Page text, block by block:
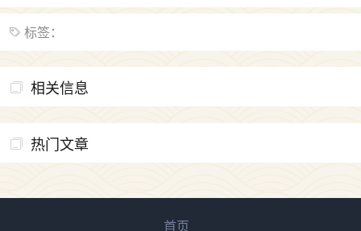
标签：
相关信息
热门文章
我是做餐饮的，这两年，生意屡屡受挫，店开一家关
家底快败光了，真是倒霉！我也想找人看看到底怎么
回事？
鹿森：你可以找老师看看，人有时不服命不行
啊！
太阳当空赵
址、风水、还有开业日子，哪哪都看了，虽然
大环境不好，但是我家生意还可以，前几天又
首页